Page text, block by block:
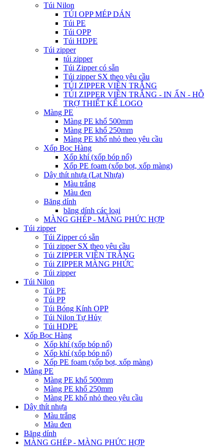
Túi Nilon
TÚI OPP MÉP DÁN
Túi PE
Túi OPP
Túi HDPE
Túi zipper
túi zipper
Túi Zipper có sẵn
Túi zipper SX theo yêu cầu
TÚI ZIPPER VIỀN TRẮNG
TÚI ZIPPER VIỀN TRẮNG - IN ẤN - HỖ
TRỢ THIẾT KẾ LOGO
Màng PE
Màng PE khổ 500mm
Màng PE khổ 250mm
Màng PE khổ nhỏ theo yêu cầu
Xốp Bọc Hàng
Xốp khí (xốp bóp nổ)
Xốp PE foam (xốp bọt, xốp màng)
Dây thít nhựa (Lạt Nhựa)
Màu trắng
Màu đen
Băng dính
băng dính các loại
MÀNG GHÉP - MÀNG PHỨC HỢP
Túi zipper
Túi Zipper có sẵn
Túi zipper SX theo yêu cầu
Túi ZIPPER VIỀN TRẮNG
Túi ZIPPER MÀNG PHỨC
Túi zipper
Túi Nilon
Túi PE
Túi PP
Túi Bóng Kính OPP
Túi Nilon Tự Hủy
Túi HDPE
Xốp Bọc Hàng
Xốp khí (xốp bóp nổ)
Xốp khí (xốp bóp nổ)
Xốp PE foam (xốp bọt, xốp màng)
Màng PE
Màng PE khổ 500mm
Màng PE khổ 250mm
Màng PE khổ nhỏ theo yêu cầu
Dây thít nhựa
Màu trắng
Màu đen
Băng dính
MÀNG GHÉP - MÀNG PHỨC HỢP